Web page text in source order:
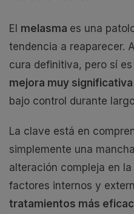
El melasma es una
tendencia a reaparecer.
cura definitiva, pero sí
mejora muy significativa
bajo control durante
La clave está en
simplemente una
alteración compleja en
factores internos y
tratamientos más